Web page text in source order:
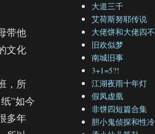
带他
文化
，所
”如今
多年
大道三千
艾荷斯努耶传说
大佬饼和大佬四
旧欢似梦
南城旧事
3+1=5?!
江湖夜雨十年灯
假凤虚凰
非饼四短篇合集
胆小鬼侦探和性